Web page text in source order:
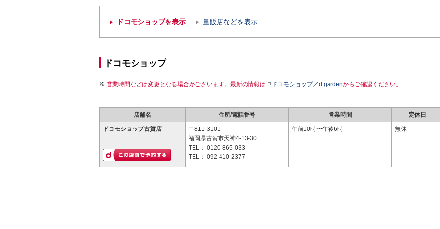
ドコモショップを表示 量販店などを表示
ドコモショップ
営業時間などは変更となる場合がございます。最新の情報は ドコモショップ／d gardenからご確認ください。
店舗名 住所/電話番号 営業時間 定休日
ドコモショップ古賀店
〒811-3101
福岡県古賀市天神4-13-30
TEL： 0120-865-033
TEL： 092-410-2377
午前10時〜午後6時 無休